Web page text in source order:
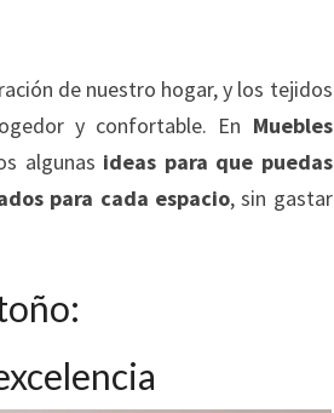
de nuestro hogar, y los tejidos
y confortable. En Muebles
algunas ideas para que puedas
para cada espacio, sin gastar